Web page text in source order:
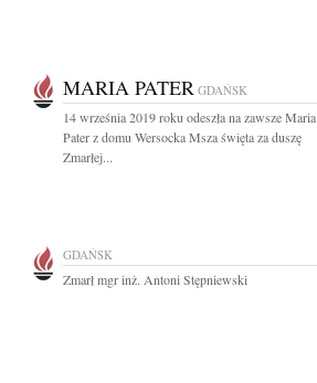
MARIA PATER GDAŃSK
14 września 2019 roku odeszła na zawsze Maria
Pater z domu Wersocka Msza święta za duszę
Zmarłej...
GDAŃSK
Zmarł mgr inż. Antoni Stępniewski